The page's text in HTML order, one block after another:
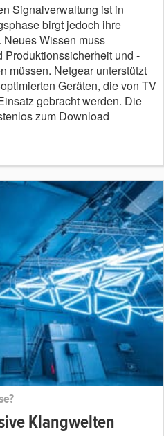
Signalverwaltung ist in
birgt jedoch ihre
Wissen muss
und -
müssen. Netgear unterstützt
Geräten, die von TV
gebracht werden. Die
zum Download
Klangwelten